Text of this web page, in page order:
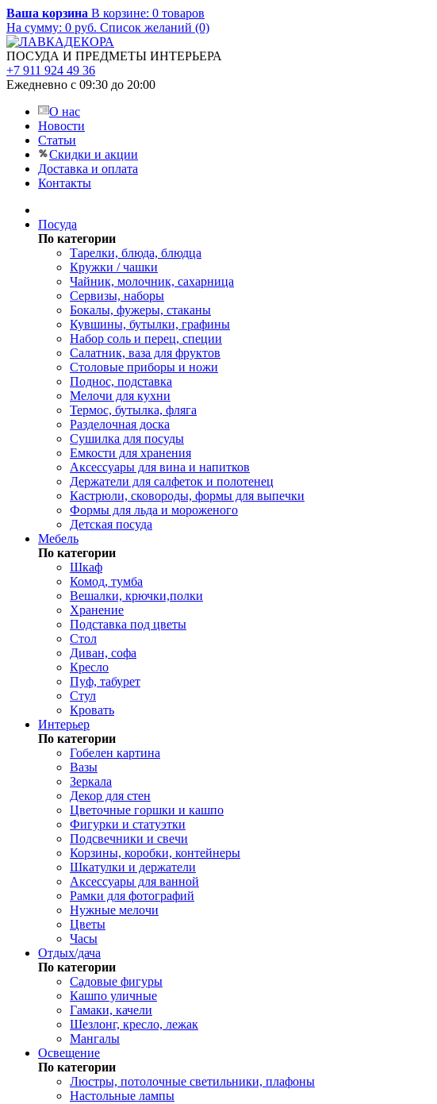
Ваша корзина В корзине: 0 товаров
На сумму: 0 руб. Список желаний (0)
ПОСУДА И ПРЕДМЕТЫ ИНТЕРЬЕРА
+7 911 924 49 36
Ежедневно с 09:30 до 20:00
О нас
Новости
Статьи
Скидки и акции
Доставка и оплата
Контакты
Посуда
По категории
Тарелки, блюда, блюдца
Кружки / чашки
Чайник, молочник, сахарница
Сервизы, наборы
Бокалы, фужеры, стаканы
Кувшины, бутылки, графины
Набор соль и перец, специи
Салатник, ваза для фруктов
Столовые приборы и ножи
Поднос, подставка
Мелочи для кухни
Термос, бутылка, фляга
Разделочная доска
Сушилка для посуды
Емкости для хранения
Аксессуары для вина и напитков
Держатели для салфеток и полотенец
Кастрюли, сковороды, формы для выпечки
Формы для льда и мороженого
Детская посуда
Мебель
По категории
Шкаф
Комод, тумба
Вешалки, крючки,полки
Хранение
Подставка под цветы
Стол
Диван, софа
Кресло
Пуф, табурет
Стул
Кровать
Интерьер
По категории
Гобелен картина
Вазы
Зеркала
Декор для стен
Цветочные горшки и кашпо
Фигурки и статуэтки
Подсвечники и свечи
Корзины, коробки, контейнеры
Шкатулки и держатели
Аксессуары для ванной
Рамки для фотографий
Нужные мелочи
Цветы
Часы
Отдых/дача
По категории
Садовые фигуры
Кашпо уличные
Гамаки, качели
Шезлонг, кресло, лежак
Мангалы
Освещение
По категории
Люстры, потолочные светильники, плафоны
Настольные лампы